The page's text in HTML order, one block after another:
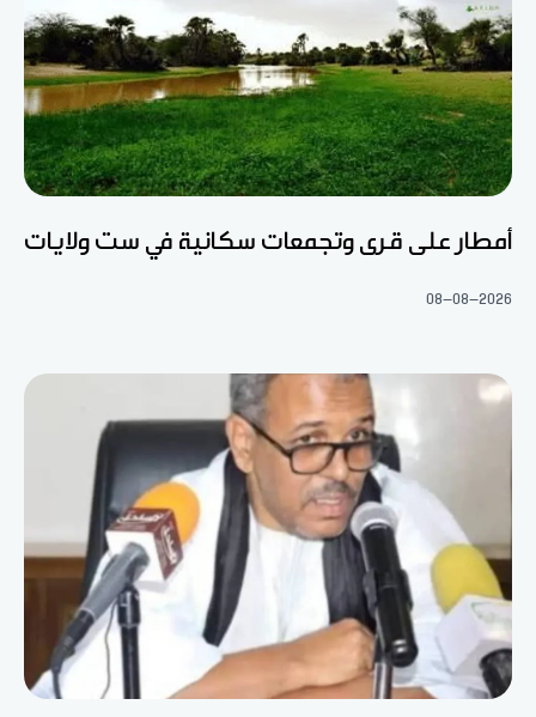
أمطار على قرى وتجمعات سكانية في ست ولايات
08-08-2026